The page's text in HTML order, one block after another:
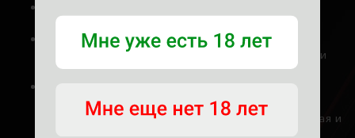
наслаждение каждой клеточкой тела.
Профилактика застойных явлений. Такая практика
может быть полезна для профилактики простатита и
улучшения работы половой системы.
Благодаря тантрическим техникам мужчина может
научиться управлять своим возбуждением, продлевая и